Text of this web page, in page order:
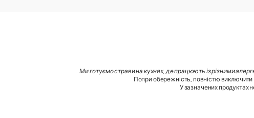
Ми готуємо страви на кухнях, де працюють із різними
Попри обережність, повністю виключити
У зазначених продуктах